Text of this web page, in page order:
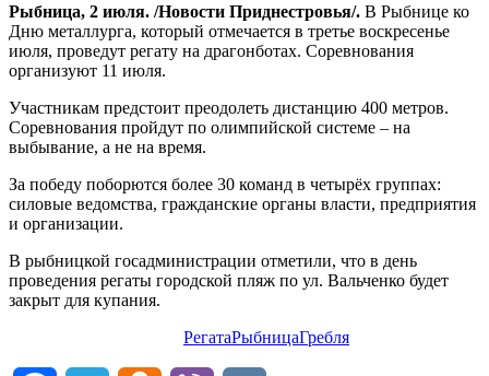
Рыбница, 2 июля. /Новости Приднестровья/. В Рыбнице ко
Дню металлурга, который отмечается в третье воскресенье
июля, проведут регату на драгонботах. Соревнования
организуют 11 июля.
Участникам предстоит преодолеть дистанцию 400 метров.
Соревнования пройдут по олимпийской системе – на
выбывание, а не на время.
За победу поборются более 30 команд в четырёх группах:
силовые ведомства, гражданские органы власти, предприятия
и организации.
В рыбницкой госадминистрации отметили, что в день
проведения регаты городской пляж по ул. Вальченко будет
закрыт для купания.
РегатаРыбницаГребля